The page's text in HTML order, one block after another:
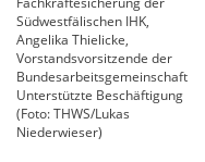
Südwestfälischen IHK,
Angelika Thielicke,
Vorstandsvorsitzende der
Bundesarbeitsgemeinschaft
Unterstützte Beschäftigung
(Foto: THWS/Lukas
Niederwieser)